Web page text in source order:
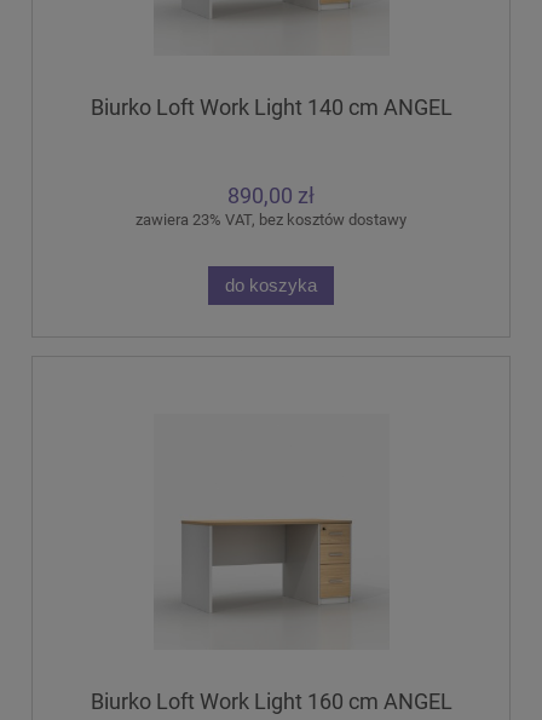
Biurko Loft Work Light 140 cm ANGEL
890,00 zł
zawiera 23% VAT, bez kosztów dostawy
do koszyka
Biurko Loft Work Light 160 cm ANGEL